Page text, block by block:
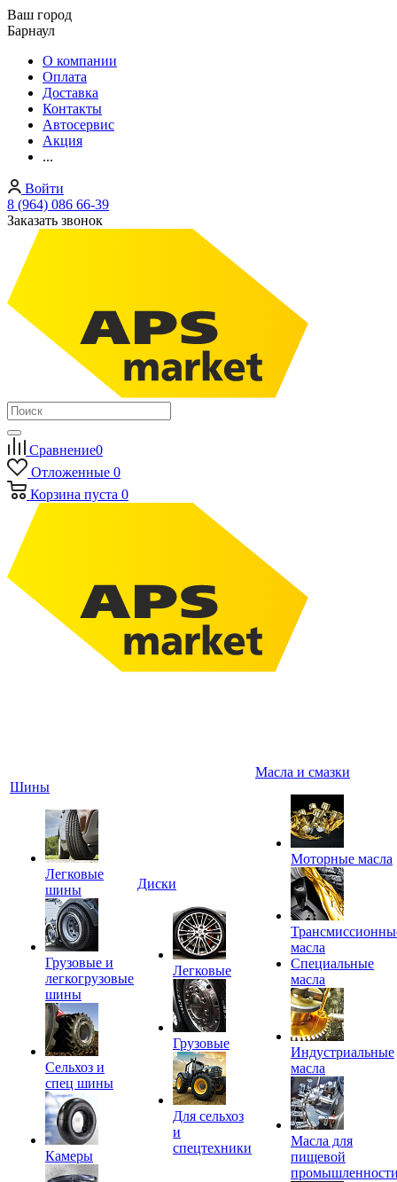
Ваш город
Барнаул
О компании
Оплата
Доставка
Контакты
Автосервис
Акция
...
Войти
8 (964) 086 66-39
Заказать звонок
Сравнение0
Отложенные 0
Корзина пуста 0
Шины
Легковые
шины
Грузовые и
легкогрузовые
шины
Сельхоз и
спец шины
Камеры
Диски
Легковые
Грузовые
Для сельхоз
и
спецтехники
Масла и смазки
Моторные масла
масла
Специальные
масла
Индустриальные
масла
Масла для
пищевой